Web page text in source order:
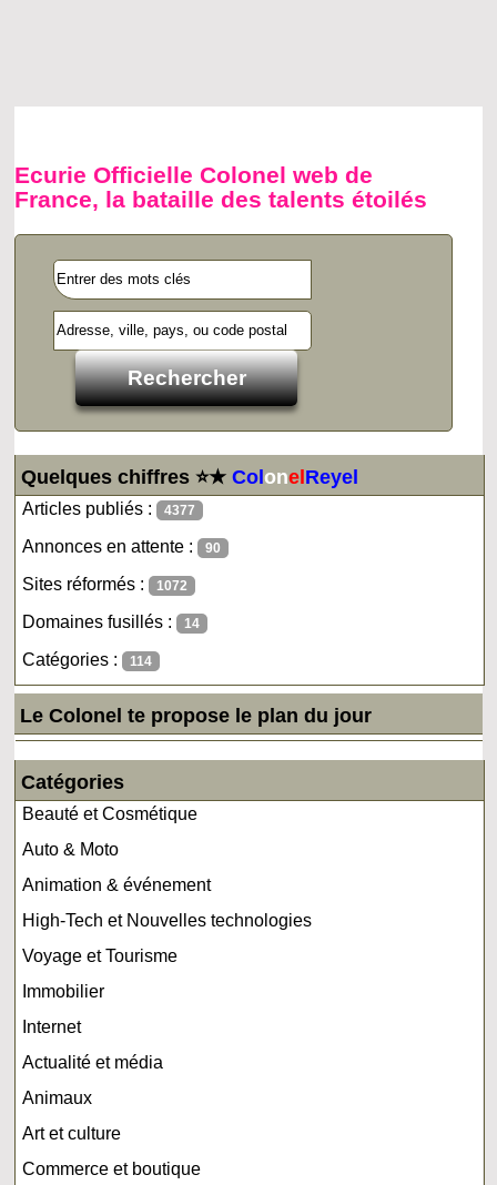
Ecurie Officielle Colonel web de
France, la bataille des talents étoilés
Quelques chiffres ⭐★ColonelReyel
Articles publiés : 4377
Annonces en attente : 90
Sites réformés : 1072
Domaines fusillés : 14
Catégories : 114
Le Colonel te propose le plan du jour
Catégories
Beauté et Cosmétique
Auto & Moto
Animation & événement
High-Tech et Nouvelles technologies
Voyage et Tourisme
Immobilier
Internet
Actualité et média
Animaux
Art et culture
Commerce et boutique